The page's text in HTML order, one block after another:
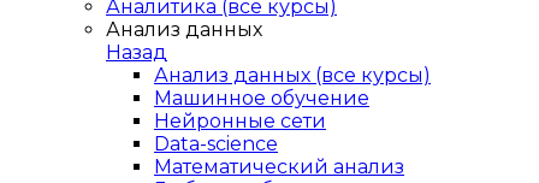
Аналитика (все курсы)
Анализ данных
Назад
Анализ данных (все курсы)
Машинное обучение
Нейронные сети
Data-science
Математический анализ